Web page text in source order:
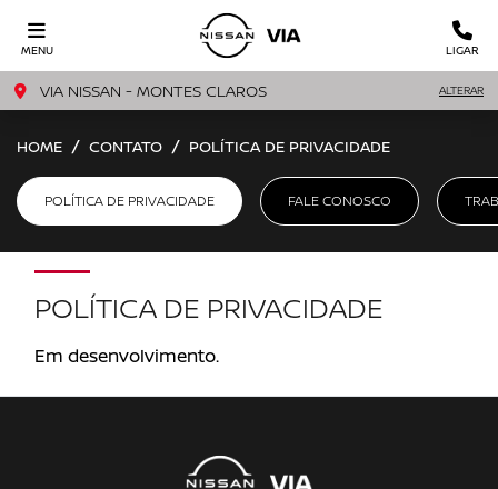
MENU LIGAR
VIA NISSAN - MONTES CLAROS ALTERAR
HOME CONTATO POLÍTICA DE PRIVACIDADE
FALE CONOSCO
POLÍTICA DE PRIVACIDADE
POLÍTICA DE PRIVACIDADE
Em desenvolvimento.